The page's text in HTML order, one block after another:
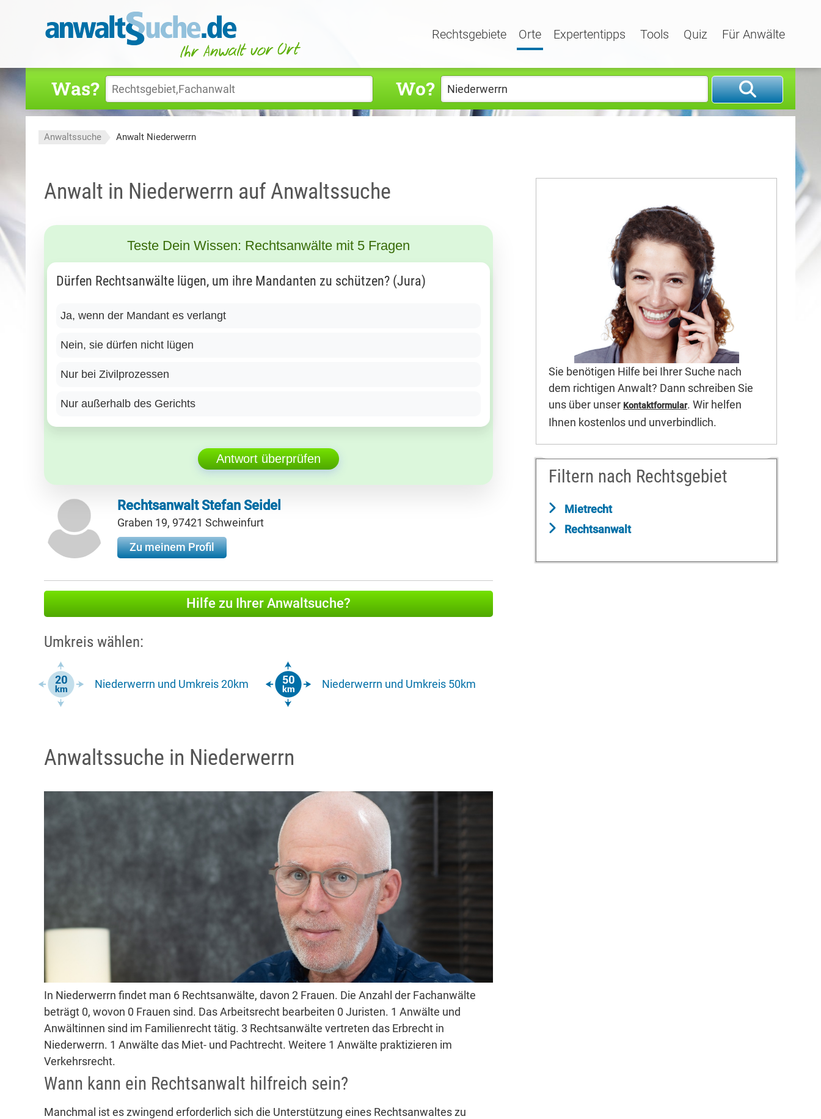
Rechtsgebiete Orte Expertentipps Tools Quiz Für Anwälte
Was? Wo?
Anwaltssuche Anwalt Niederwerrn
Anwalt in Niederwerrn auf Anwaltssuche
Teste Dein Wissen: Rechtsanwälte mit 5 Fragen
Dürfen Rechtsanwälte lügen, um ihre Mandanten zu schützen? (Jura)
Ja, wenn der Mandant es verlangt
Nein, sie dürfen nicht lügen
Nur bei Zivilprozessen
Nur außerhalb des Gerichts
Antwort überprüfen
Rechtsanwalt Stefan Seidel
Graben 19, 97421 Schweinfurt
Zu meinem Profil
Hilfe zu Ihrer Anwaltsuche?
Umkreis wählen:
Niederwerrn und Umkreis 20km Niederwerrn und Umkreis 50km
Anwaltssuche in Niederwerrn
In Niederwerrn findet man 6 Rechtsanwälte, davon 2 Frauen. Die Anzahl der Fachanwälte
beträgt 0, wovon 0 Frauen sind. Das Arbeitsrecht bearbeiten 0 Juristen. 1 Anwälte und
Anwältinnen sind im Familienrecht tätig. 3 Rechtsanwälte vertreten das Erbrecht in
Niederwerrn. 1 Anwälte das Miet- und Pachtrecht. Weitere 1 Anwälte praktizieren im
Verkehrsrecht.
Wann kann ein Rechtsanwalt hilfreich sein?
Manchmal ist es zwingend erforderlich sich die Unterstützung eines Rechtsanwaltes zu
Sie benötigen Hilfe bei Ihrer Suche nach
dem richtigen Anwalt? Dann schreiben Sie
uns über unser Kontaktformular. Wir helfen
Ihnen kostenlos und unverbindlich.
Filtern nach Rechtsgebiet
Mietrecht
Rechtsanwalt